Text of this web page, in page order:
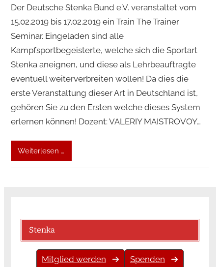
Der Deutsche Stenka Bund e.V. veranstaltet vom
15.02.2019 bis 17.02.2019 ein Train The Trainer
Seminar. Eingeladen sind alle
Kampfsportbegeisterte, welche sich die Sportart
Stenka aneignen, und diese als Lehrbeauftragte
eventuell weiterverbreiten wollen! Da dies die
erste Veranstaltung dieser Art in Deutschland ist,
gehören Sie zu den Ersten welche dieses System
erlernen können! Dozent: VALERIY MAISTROVOY…
Weiterlesen …
Stenka
Mitglied werden Spenden